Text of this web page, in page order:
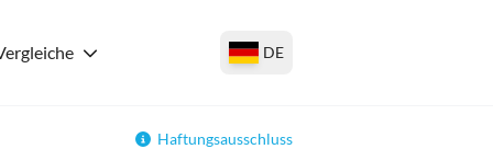
DE
Haftungsausschluss